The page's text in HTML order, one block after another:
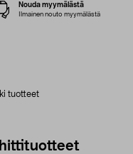
tuotteet
Nouda myymälästä
Ilmainen nouto myymälästä